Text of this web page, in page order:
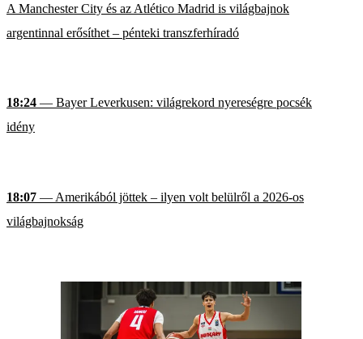
A Manchester City és az Atlético Madrid is világbajnok
argentinnal erősíthet – pénteki transzferhíradó
18:24 — Bayer Leverkusen: világrekord nyereségre pocsék
idény
18:07 — Amerikából jöttek – ilyen volt belülről a 2026-os
világbajnokság